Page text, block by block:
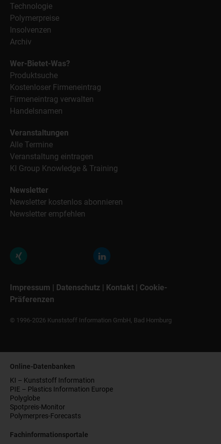
Technologie
Polymerpreise
Insolvenzen
Archiv
Wer-Bietet-Was?
Produktsuche
Kostenloser Firmeneintrag
Firmeneintrag verwalten
Handelsnamen
Veranstaltungen
Alle Termine
Veranstaltung eintragen
KI Group Knowledge & Training
Newsletter
Newsletter kostenlos abonnieren
Newsletter empfehlen
Impressum | Datenschutz | Kontakt | Cookie-
Präferenzen
© 1996-2026 Kunststoff Information GmbH, Bad Homburg
Online-Datenbanken
KI – Kunststoff Information
PIE – Plastics Information Europe
Polyglobe
Spotpreis-Monitor
Polymerpres-Forecasts
Fachinformationsportale